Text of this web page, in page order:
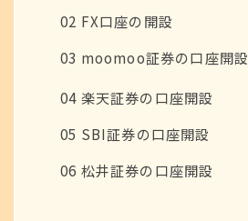
02 FX口座の開設
03 moomoo証券の口座開設
04 楽天証券の口座開設
05 SBI証券の口座開設
06 松井証券の口座開設